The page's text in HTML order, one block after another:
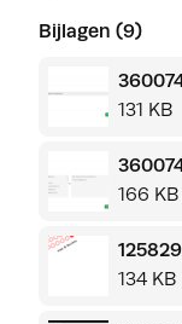
Bijlagen (9)
131 KB
166 KB
134 KB